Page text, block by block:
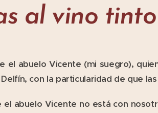
al vino tinto
el abuelo Vicente (mi suegro),
con la particularidad de que
el abuelo Vicente no está con